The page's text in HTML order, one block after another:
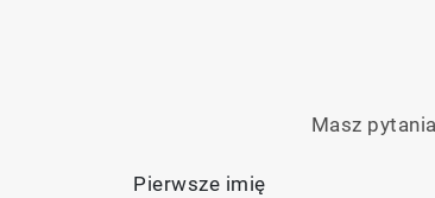
Masz
Pierwsze imię